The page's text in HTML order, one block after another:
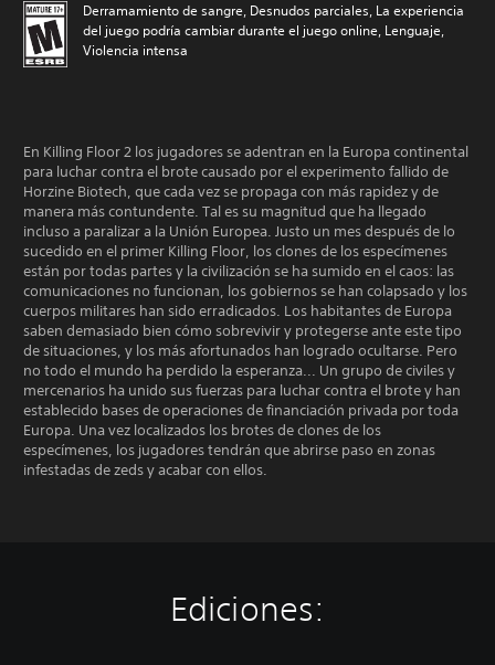
Derramamiento de sangre, Desnudos parciales, La experiencia
del juego podría cambiar durante el juego online, Lenguaje,
Violencia intensa
En Killing Floor 2 los jugadores se adentran en la Europa continental
para luchar contra el brote causado por el experimento fallido de
Horzine Biotech, que cada vez se propaga con más rapidez y de
manera más contundente. Tal es su magnitud que ha llegado
incluso a paralizar a la Unión Europea. Justo un mes después de lo
sucedido en el primer Killing Floor, los clones de los especímenes
están por todas partes y la civilización se ha sumido en el caos: las
comunicaciones no funcionan, los gobiernos se han colapsado y los
cuerpos militares han sido erradicados. Los habitantes de Europa
saben demasiado bien cómo sobrevivir y protegerse ante este tipo
de situaciones, y los más afortunados han logrado ocultarse. Pero
no todo el mundo ha perdido la esperanza... Un grupo de civiles y
mercenarios ha unido sus fuerzas para luchar contra el brote y han
establecido bases de operaciones de financiación privada por toda
Europa. Una vez localizados los brotes de clones de los
especímenes, los jugadores tendrán que abrirse paso en zonas
infestadas de zeds y acabar con ellos.
Ediciones: